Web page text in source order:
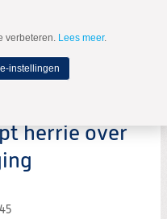
MENU
herrie over
verbeteren. Lees meer.
instellingen